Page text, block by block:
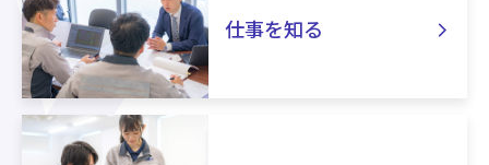
仕事を知る chevron_right